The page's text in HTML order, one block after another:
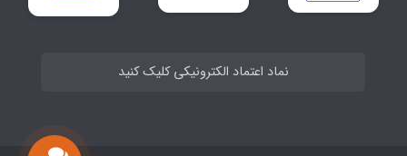
نماد اعتماد الکترونیکی کلیک کنید